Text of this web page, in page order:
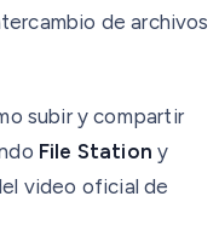
de archivos
subir y compartir
File Station y
video oficial de